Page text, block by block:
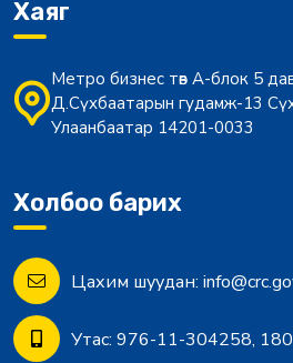
Хаяг
Метро бизнес төв А-блок 5
Д.Сүхбаатарын гудамж-13
Улаанбаатар 14201-0033
Холбоо барих
Цахим шуудан:
Утас: 976-11-304258,